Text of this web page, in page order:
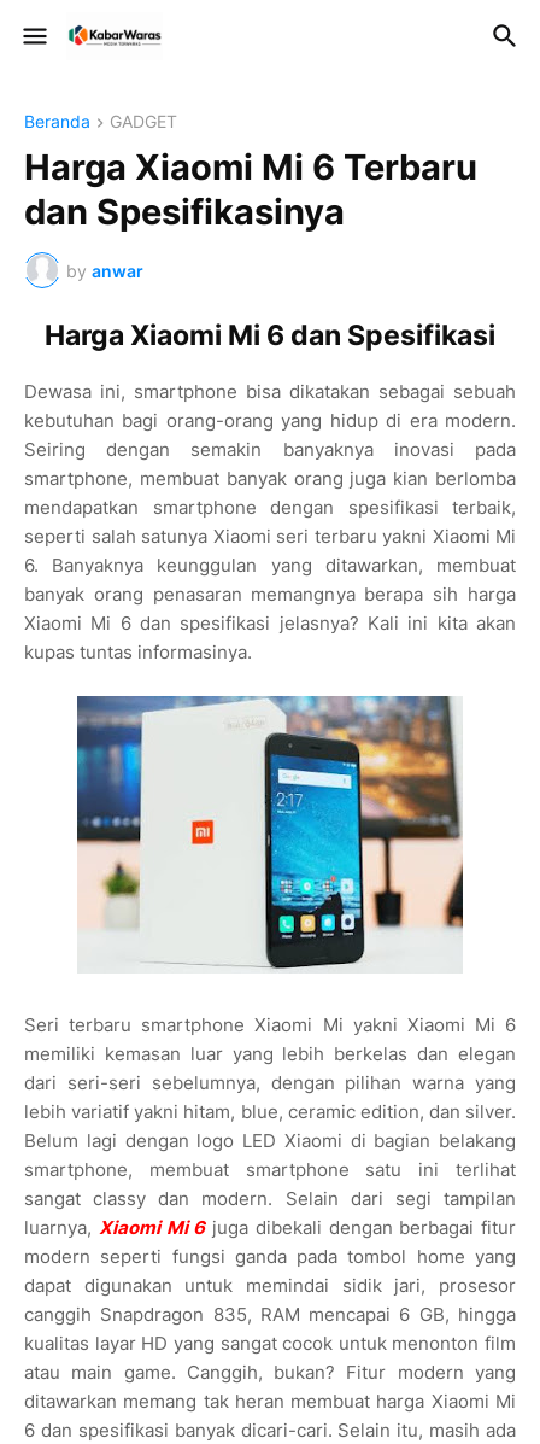
Beranda GADGET
Harga Xiaomi Mi 6 Terbaru
dan Spesifikasinya
by anwar
Harga Xiaomi Mi 6 dan Spesifikasi
Dewasa ini, smartphone bisa dikatakan sebagai sebuah
kebutuhan bagi orang-orang yang hidup di era modern.
Seiring dengan semakin banyaknya inovasi pada
smartphone, membuat banyak orang juga kian berlomba
mendapatkan smartphone dengan spesifikasi terbaik,
seperti salah satunya Xiaomi seri terbaru yakni Xiaomi Mi
6. Banyaknya keunggulan yang ditawarkan, membuat
banyak orang penasaran memangnya berapa sih harga
Xiaomi Mi 6 dan spesifikasi jelasnya? Kali ini kita akan
kupas tuntas informasinya.
Seri terbaru smartphone Xiaomi Mi yakni Xiaomi Mi 6
memiliki kemasan luar yang lebih berkelas dan elegan
dari seri-seri sebelumnya, dengan pilihan warna yang
lebih variatif yakni hitam, blue, ceramic edition, dan silver.
Belum lagi dengan logo LED Xiaomi di bagian belakang
smartphone, membuat smartphone satu ini terlihat
sangat classy dan modern. Selain dari segi tampilan
luarnya, Xiaomi Mi 6juga dibekali dengan berbagai fitur
modern seperti fungsi ganda pada tombol home yang
dapat digunakan untuk memindai sidik jari, prosesor
canggih Snapdragon 835, RAM mencapai 6 GB, hingga
kualitas layar HD yang sangat cocok untuk menonton film
atau main game. Canggih, bukan? Fitur modern yang
ditawarkan memang tak heran membuat harga Xiaomi Mi
6 dan spesifikasi banyak dicari-cari. Selain itu, masih ada